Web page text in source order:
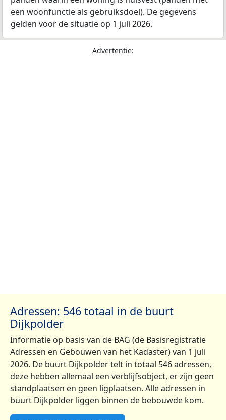
een woonfunctie als gebruiksdoel). De gegevens
gelden voor de situatie op 1 juli 2026.
Advertentie:
Adressen: 546 totaal in de buurt
Dijkpolder
Informatie op basis van de BAG (de Basisregistratie
Adressen en Gebouwen van het Kadaster) van 1 juli
2026. De buurt Dijkpolder telt in totaal 546 adressen,
deze hebben allemaal een verblijfsobject, er zijn geen
standplaatsen en geen ligplaatsen. Alle adressen in
buurt Dijkpolder liggen binnen de bebouwde kom.